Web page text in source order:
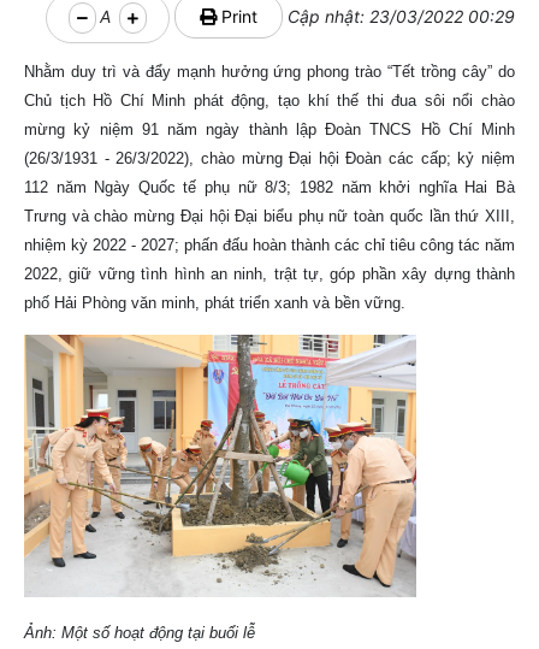
A Print Cập nhật: 23/03/2022 00:29
Nhằm duy trì và đẩy mạnh hưởng ứng phong trào “Tết trồng cây” do
Chủ tịch Hồ Chí Minh phát động, tạo khí thế thi đua sôi nổi chào
mừng kỷ niệm 91 năm ngày thành lập Đoàn TNCS Hồ Chí Minh
(26/3/1931 - 26/3/2022), chào mừng Đại hội Đoàn các cấp; kỷ niệm
112 năm Ngày Quốc tế phụ nữ 8/3; 1982 năm khởi nghĩa Hai Bà
Trưng và chào mừng Đại hội Đại biểu phụ nữ toàn quốc lần thứ XIII,
nhiệm kỳ 2022 - 2027; phấn đấu hoàn thành các chỉ tiêu công tác năm
2022, giữ vững tình hình an ninh, trật tự, góp phần xây dựng thành
phố Hải Phòng văn minh, phát triển xanh và bền vững.
Ảnh: Một số hoạt động tại buổi lễ